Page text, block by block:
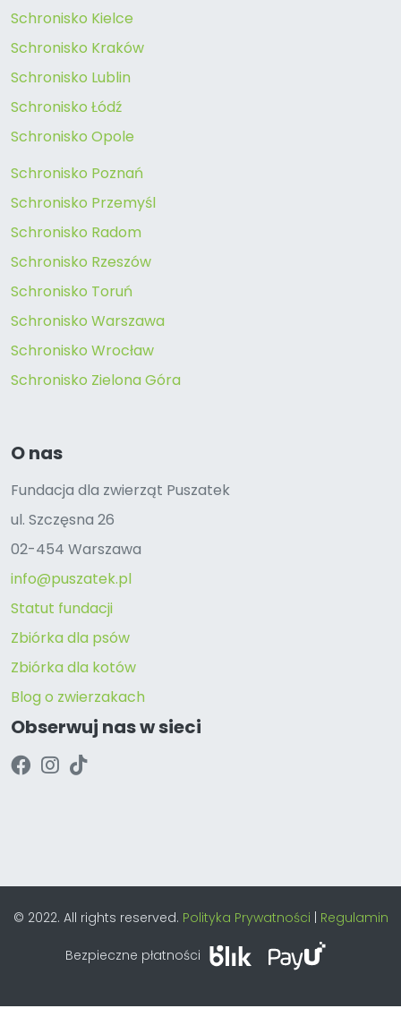
Schronisko Kielce
Schronisko Kraków
Schronisko Lublin
Schronisko Łódź
Schronisko Opole
Schronisko Poznań
Schronisko Przemyśl
Schronisko Radom
Schronisko Rzeszów
Schronisko Toruń
Schronisko Warszawa
Schronisko Wrocław
Schronisko Zielona Góra
O nas
Fundacja dla zwierząt Puszatek
ul. Szczęsna 26
02-454 Warszawa
info@puszatek.pl
Statut fundacji
Zbiórka dla psów
Zbiórka dla kotów
Blog o zwierzakach
Obserwuj nas w sieci
© 2022. All rights reserved. Polityka Prywatności | Regulamin
Bezpieczne płatności